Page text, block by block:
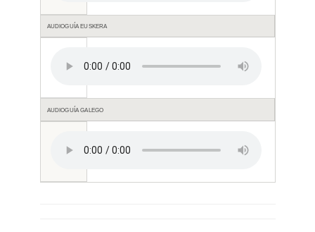
AUDIOGUÍA EUSKERA
AUDIOGUÍA GALEGO